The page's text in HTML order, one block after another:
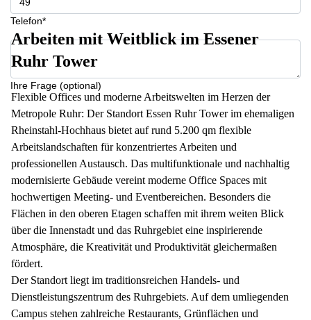
Telefon*
Ihre Frage (optional)
Arbeiten mit Weitblick im Essener
Ruhr Tower
Flexible Offices und moderne Arbeitswelten im Herzen der
Metropole Ruhr: Der Standort Essen Ruhr Tower im ehemaligen
Rheinstahl-Hochhaus bietet auf rund 5.200 qm flexible
Arbeitslandschaften für konzentriertes Arbeiten und
professionellen Austausch. Das multifunktionale und nachhaltig
modernisierte Gebäude vereint moderne Office Spaces mit
hochwertigen Meeting- und Eventbereichen. Besonders die
Flächen in den oberen Etagen schaffen mit ihrem weiten Blick
über die Innenstadt und das Ruhrgebiet eine inspirierende
Atmosphäre, die Kreativität und Produktivität gleichermaßen
fördert.
Der Standort liegt im traditionsreichen Handels- und
Dienstleistungszentrum des Ruhrgebiets. Auf dem umliegenden
Campus stehen zahlreiche Restaurants, Grünflächen und